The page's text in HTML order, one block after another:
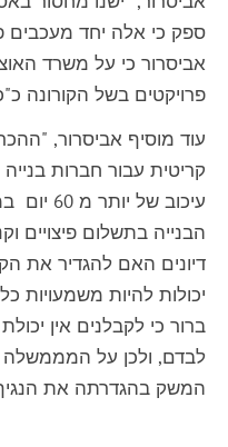
ספק כי אלה יחד מעכבים
אביסרור כי על משרד
פרויקטים בשל הקורונה
עוד מוסיף אביסרור,
קריטית עבור חברות
עיכוב של
הבנייה בתשלום פיצויים
דיונים האם להגדיר את
יכולות להיות משמעויות
ברור כי לקבלנים אין
לבדם, ולכן על
המשק בהגדרתה את הנגיף